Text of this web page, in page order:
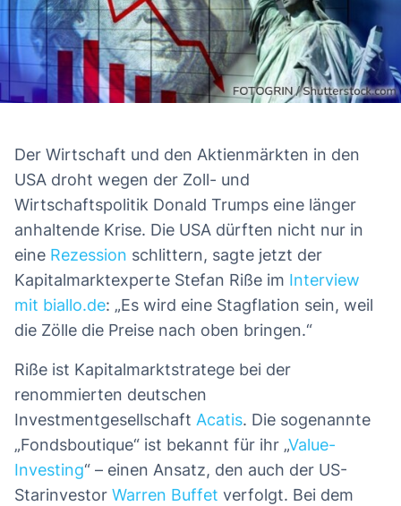
Das erwartet Sie in diesem Artikel
US-Aktien nochmal 30 Prozent runter?
US-Engagement zurückgefahren
Was für europäische Aktien spricht
Der Wirtschaft und den Aktienmärkten in den
USA droht wegen der Zoll- und
Wirtschaftspolitik Donald Trumps eine länger
anhaltende Krise. Die USA dürften nicht nur in
eine Rezession schlittern, sagte jetzt der
Kapitalmarktexperte Stefan Riße im Interview
mit biallo.de: „Es wird eine Stagflation sein, weil
die Zölle die Preise nach oben bringen.“
Riße ist Kapitalmarktstratege bei der
renommierten deutschen
Investmentgesellschaft Acatis. Die sogenannte
„Fondsboutique“ ist bekannt für ihr „Value-
Investing“ – einen Ansatz, den auch der US-
Starinvestor Warren Buffet verfolgt. Bei dem